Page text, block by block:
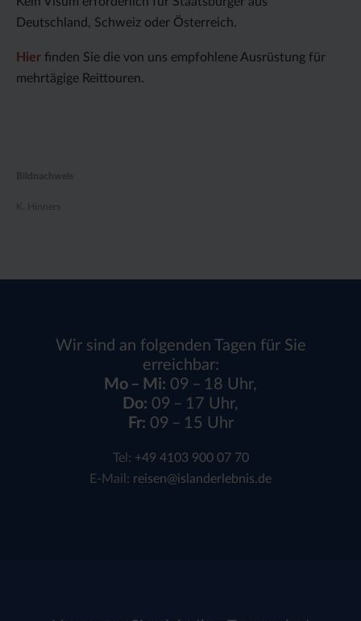
Deutschland, Schweiz oder Österreich.
Hier finden Sie die von uns empfohlene Ausrüstung für
mehrtägige Reittouren.
Bildnachweis
K. Hinners
Wir sind an folgenden Tagen für Sie
erreichbar:
Mo – Mi: 09 – 18 Uhr,
Do: 09 – 17 Uhr,
Fr: 09 – 15 Uhr
Tel: +49 4103 900 07 70
E-Mail: reisen@islanderlebnis.de